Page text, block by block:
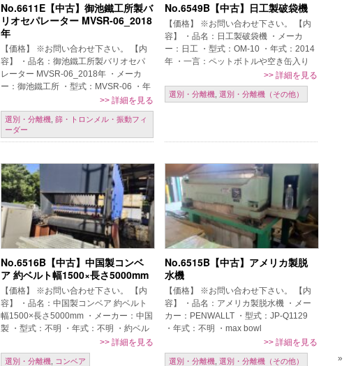
No.6611E【中古】御池鐵工所製バ
リオセパレーター MVSR-06_2018
年
【価格】 ※お問い合わせ下さい。 【内
容】 ・品名：御池鐵工所製バリオセパ
レーター MVSR-06_2018年 ・メーカ
ー：御池鐵工所 ・型式：MVSR-06 ・年
式：2018年 ・長さ：5945mm ・幅 ：
2060m […]
>> 詳細を見る
選別・分離機,篩・トロンメル・振動フィ
ーダー
No.6549B【中古】日工製破袋機
【価格】 ※お問い合わせ下さい。 【内
容】 ・品名：日工製破袋機 ・メーカ
ー：日工 ・型式：OM-10 ・年式：2014
年 ・一言：ペットボトルや空き缶入り
のゴミ袋を破っていました♪ 【条件】 現
状置場渡し、保証なし、売 […]
>>詳細を見る
選別・分離機,選別・分離機（その他）
No.6516B【中古】中国製コンベ
ア 約ベルト幅1500×長さ5000mm
【価格】 ※お問い合わせ下さい。 【内
容】 ・品名：中国製コンベア 約ベルト
幅1500×長さ5000mm ・メーカー：中国
製 ・型式：不明 ・年式：不明 ・約ベル
ト幅：1500mm ・ベルト長さ：
5000mm 【条件】 […]
>> 詳細を見る
選別・分離機 コンベア
No.6515B【中古】アメリカ製脱
水機
【価格】 ※お問い合わせ下さい。 【内
容】 ・品名：アメリカ製脱水機 ・メー
カー：PENWALLT ・型式：JP-Q1129
・年式：不明 ・max bowl
speed:2970rpm ・最大温度：100℃
【条件】 […]
>>詳細を見る
選別・分離機 ,選別・分離機（その他）